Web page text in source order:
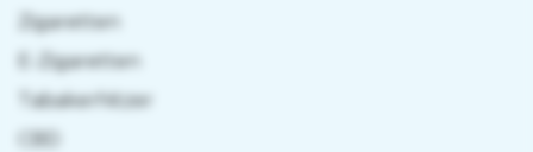
Zigaretten
E-Zigaretten
Tabakerhitzer
CBD